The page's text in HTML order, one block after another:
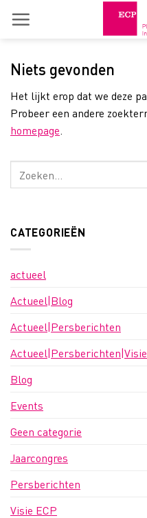
Niets gevonden
Het lijkt erop dat we deze
Probeer een andere
homepage
CATEGORIEËN
actueel
Actueel|Blog
Actueel|Persberichten
Blog
Events
Geen categorie
Jaarcongres
Persberichten
Visie ECP